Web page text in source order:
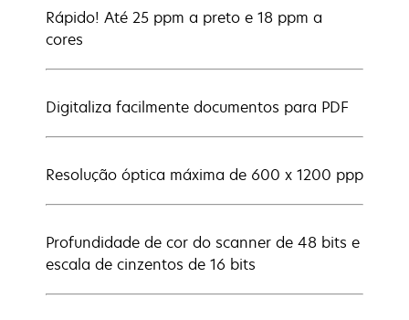
Rápido! Até 25 ppm a preto e 18 ppm a
cores
Digitaliza facilmente documentos para PDF
Resolução óptica máxima de 600 x 1200 ppp
Profundidade de cor do scanner de 48 bits e
escala de cinzentos de 16 bits